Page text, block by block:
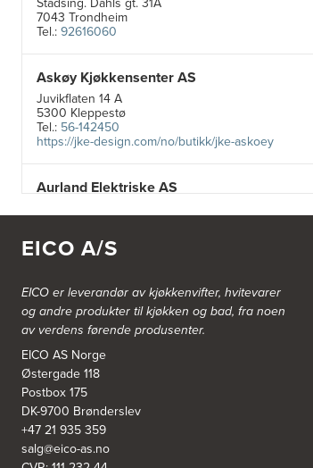
7043 Trondheim
Tel.:92616060
Askøy Kjøkkensenter AS
Juvikflaten 14 A
5300 Kleppestø
Tel.: 56-142450
https://jke-design.com/no/butikk/jke-askoey
Aurland Elektriske AS
Tel.: 57-633463
Bekkestua kjøkkenstudio as
Gamle Ringeriksvei 32
1357 Bekkestua
Tel.:99228877
Bergen Kjøkkensenter A/S
Hellevegen 228
5039 Bergen
Tel.:55-395060
EICO A/S
EICO er leverandør av kjøkkenvifter, hvitevarer
og andre produkter til kjøkken og bad, fra noen
av verdens førende produsenter.
EICO AS Norge
Østergade 118
Postbox 175
DK-9700 Brønderslev
+47 21 935 359
salg@eico-as.no